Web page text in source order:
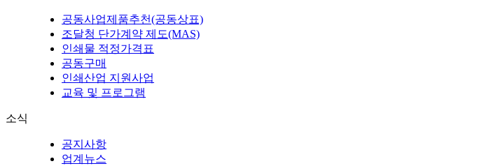
공동사업제품추천(공동상표)
조달청 단가계약 제도(MAS)
인쇄물 적정가격표
공동구매
인쇄산업 지원사업
교육 및 프로그램
소식
공지사항
업계뉴스